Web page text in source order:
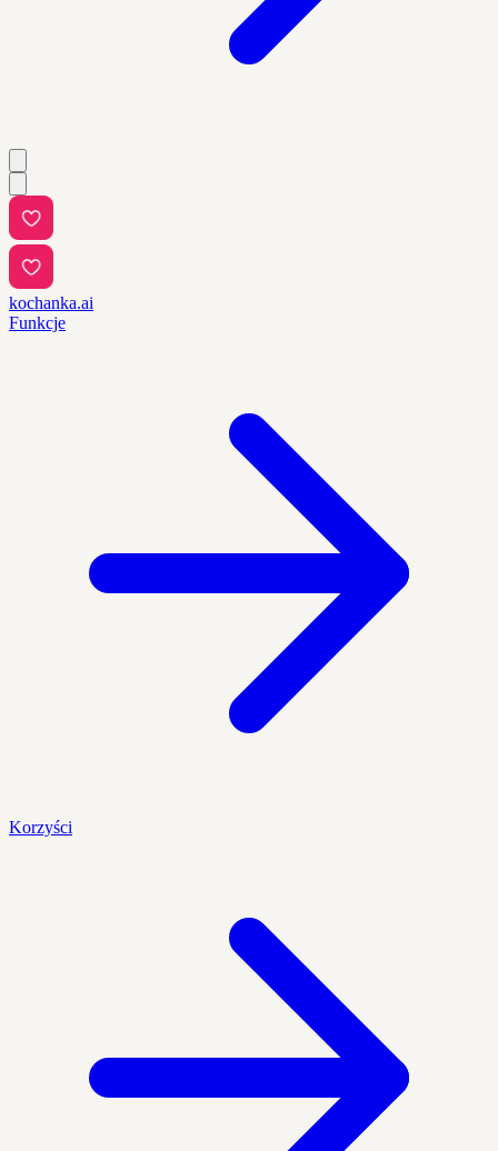
kochanka.ai
Funkcje
Korzyści